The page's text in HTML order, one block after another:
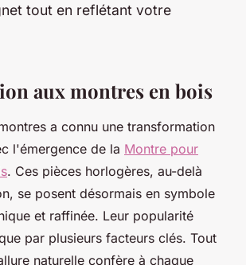
tout en reflétant votre
aux montres en bois
a connu une transformation
l'émergence de la Montre pour
. Ces pièces horlogères, au-delà
se posent désormais en symbole
et raffinée. Leur popularité
par plusieurs facteurs clés. Tout
naturelle confère à chaque